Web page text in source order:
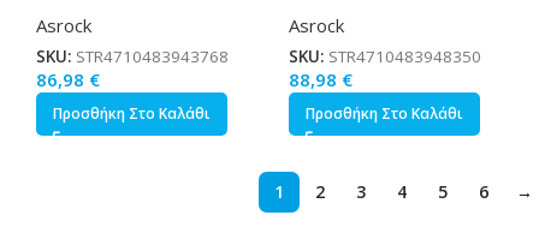
με AMD AM5 Socket 90-
MXBMS0-A0UAYZ
Asrock
SKU: STR4710483943768
86,98 €
Προσθήκη Στο Καλάθι
Τροφοδοτικό Υπολογιστή
Full Wired 80 Plus Gold
Asrock
SKU: STR4710483948350
88,98 €
Προσθήκη Στο Καλάθι
1 2 3 4 5 6 →